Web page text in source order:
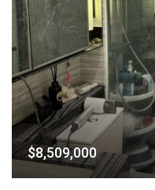
$8,509,000